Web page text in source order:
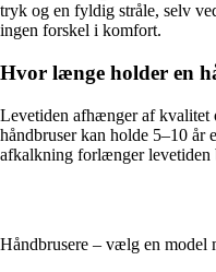
tryk og en fyldig stråle, selv
ingen forskel i komfort.
Hvor længe holder en
Levetiden afhænger af kvalitet
håndbruser kan holde 5–10 år
afkalkning forlænger levetiden
Håndbrusere – vælg en model